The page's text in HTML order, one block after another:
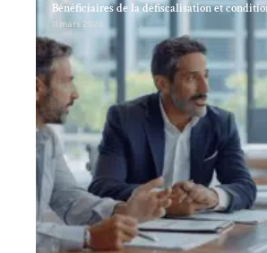
Bénéficiaires de la défiscalisation et
11 mars 2026